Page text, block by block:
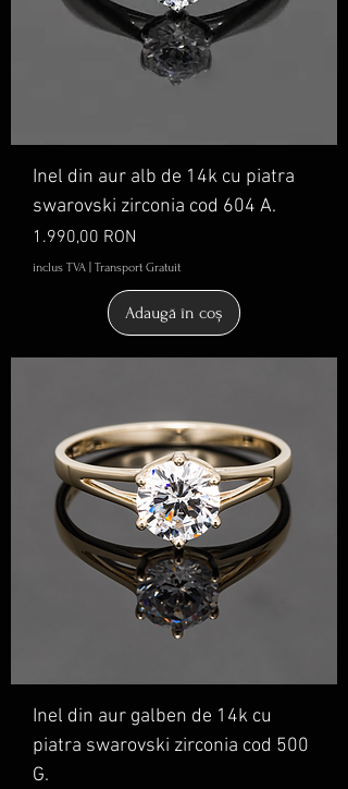
Inel din aur alb de 14k cu piatra
swarovski zirconia cod 604 A.
Preț
1.990,00 RON
inclus TVA Transport Gratuit
Adaugă în coș
Inel din aur galben de 14k cu
piatra swarovski zirconia cod 500
G.